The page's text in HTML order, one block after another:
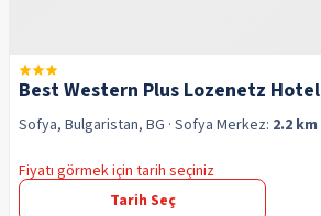
Best Western Plus Lozenetz Hotel
Sofya, Bulgaristan, BG · Sofya Merkez: 2.2 km
Fiyatı görmek için tarih seçiniz
Tarih Seç